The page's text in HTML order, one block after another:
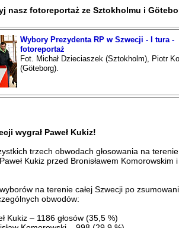
nasz fotoreportaż ze Sztokholmu i
Wybory Prezydenta RP w Szwecji - I tura -
fotoreportaż
Fot. Michał Dzieciaszek (Sztokholm), Piotr
(Göteborg).
wygrał Paweł Kukiz!
trzech obwodach głosowania na
Kukiz przed Bronisławem Komorowskim
na terenie całej Szwecji po
obwodów:
Kukiz – 1186 głosów (35,5 %)